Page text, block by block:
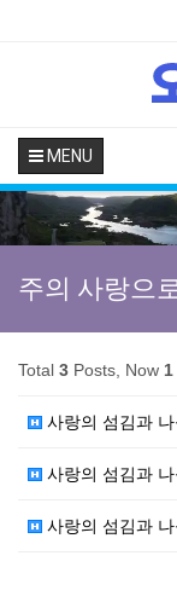
MENU
주의 사랑으
Total 3 Posts, Now 1
사랑의 섬김과
사랑의 섬김과
사랑의 섬김과 나